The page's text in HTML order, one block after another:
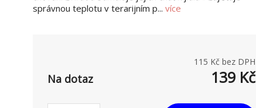
správnou teplotu v terarijním p... více
115 Kč bez DPH
Na dotaz 139 Kč